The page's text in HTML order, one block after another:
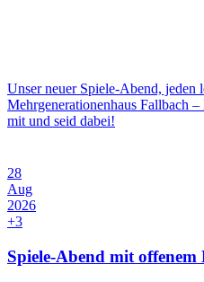
Unser neuer Spiele-Abend, jeden
Mehrgenerationenhaus Fallbach
mit und seid dabei!
28
Aug
2026
+3
Spiele-Abend mit offenem